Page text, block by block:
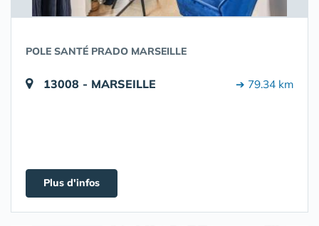
POLE SANTÉ PRADO MARSEILLE
13008 - MARSEILLE ➔ 79.34 km
Plus d'infos